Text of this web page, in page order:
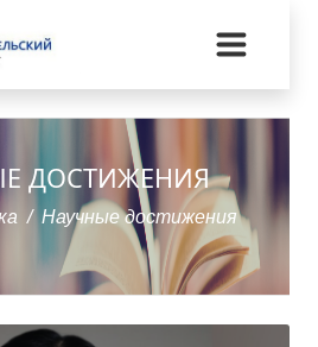
ДОСТИЖЕНИЯ
Научные достижения